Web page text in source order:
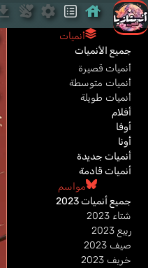
أنميات
جميع الأنميات
أنميات قصيرة
أنميات متوسطة
أنميات طويلة
أفلام
أوفا
أونا
أنميات جديدة
أنميات قادمة
مواسم
جميع أنميات 2023
شتاء 2023
ربيع 2023
صيف 2023
خريف 2023